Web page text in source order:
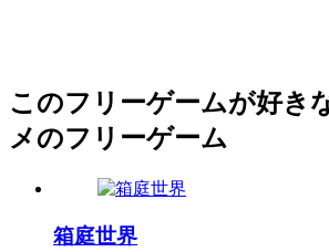
このフリーゲームが好き
メのフリーゲーム
箱庭世界